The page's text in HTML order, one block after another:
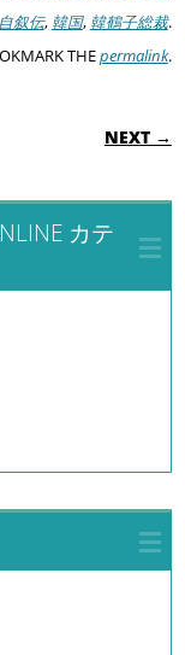
自叙伝,韓国,韓鶴子総裁.
THEpermalink.
NEXT →
カテ